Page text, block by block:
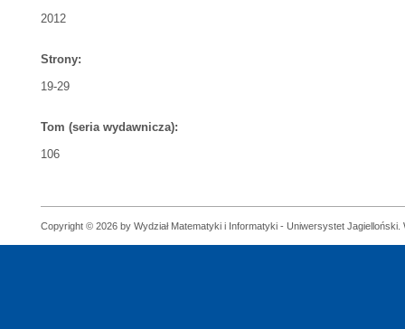
2012
Strony:
19-29
Tom (seria wydawnicza):
106
Copyright © 2026 by Wydział Matematyki i Informatyki - Uniwersystet